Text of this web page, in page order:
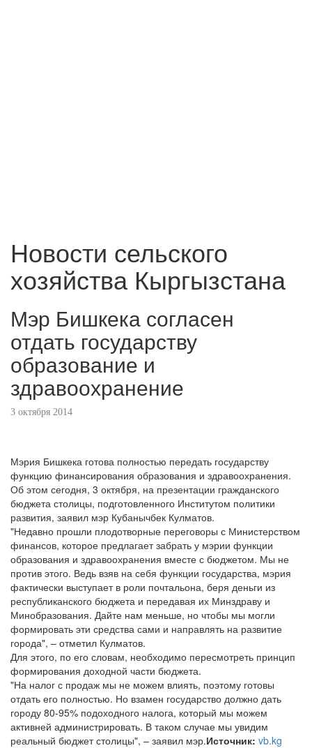
Новости сельского
хозяйства Кыргызстана
Мэр Бишкека согласен
отдать государству
образование и
здравоохранение
3 октября 2014
Мэрия Бишкека готова полностью передать государству
функцию финансирования образования и здравоохранения.
Об этом сегодня, 3 октября, на презентации гражданского
бюджета столицы, подготовленного Институтом политики
развития, заявил мэр Кубанычбек Кулматов.
"Недавно прошли плодотворные переговоры с Министерством
финансов, которое предлагает забрать у мэрии функции
образования и здравоохранения вместе с бюджетом. Мы не
против этого. Ведь взяв на себя функции государства, мэрия
фактически выступает в роли почтальона, беря деньги из
республиканского бюджета и передавая их Минздраву и
Минобразования. Дайте нам меньше, но чтобы мы могли
формировать эти средства сами и направлять на развитие
города", – отметил Кулматов.
Для этого, по его словам, необходимо пересмотреть принцип
формирования доходной части бюджета.
"На налог с продаж мы не можем влиять, поэтому готовы
отдать его полностью. Но взамен государство должно дать
городу 80-95% подоходного налога, который мы можем
активней администрировать. В таком случае мы увидим
реальный бюджет столицы", – заявил мэр.Источник: vb.kg